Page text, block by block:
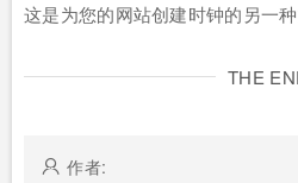
这是为您的网站创建时钟的另一种
THE
作者: